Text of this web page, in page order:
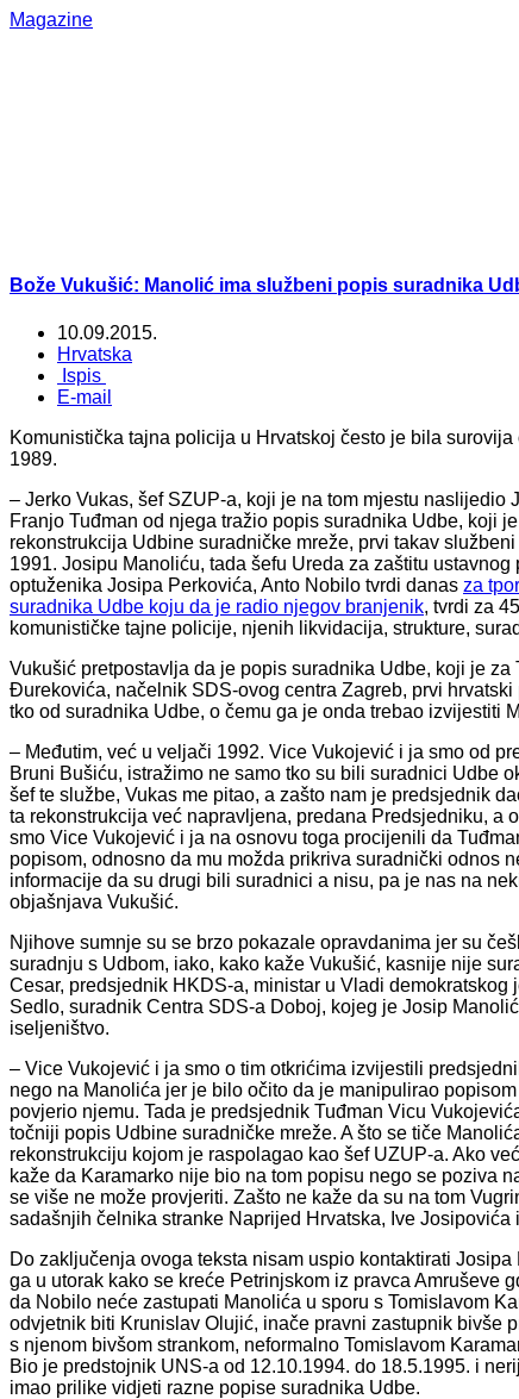
Magazine
Bože Vukušić: Manolić ima službeni popis suradnika
10.09.2015.
Hrvatska
Ispis
E-mail
Komunistička tajna policija u Hrvatskoj često je bila
1989.
– Jerko Vukas, šef SZUP-a, koji je na tom mjestu
Franjo Tuđman od njega tražio popis suradnika Udbe, koji
rekonstrukcija Udbine suradničke mreže, prvi takav
1991. Josipu Manoliću, tada šefu Ureda za zaštitu
optuženika Josipa Perkovića, Anto Nobilo tvrdi danas za
suradnika Udbe koju da je radio njegov branjenik, tvrdi za
komunističke tajne policije, njenih likvidacija, strukture,
Vukušić pretpostavlja da je popis suradnika Udbe, koji je
Đurekovića, načelnik SDS-ovog centra Zagreb, prvi
tko od suradnika Udbe, o čemu ga je onda trebao izvijestiti
– Međutim, već u veljači 1992. Vice Vukojević i ja smo od
Bruni Bušiću, istražimo ne samo tko su bili suradnici Udbe
šef te službe, Vukas me pitao, a zašto nam je predsjednik
ta rekonstrukcija već napravljena, predana Predsjedniku, a
smo Vice Vukojević i ja na osnovu toga procijenili da
popisom, odnosno da mu možda prikriva suradnički odnos
informacije da su drugi bili suradnici a nisu, pa je nas na
objašnjava Vukušić.
Njihove sumnje su se brzo pokazale opravdanima jer su
suradnju s Udbom, iako, kako kaže Vukušić, kasnije nije
Cesar, predsjednik HKDS-a, ministar u Vladi
Sedlo, suradnik Centra SDS-a Doboj, kojeg je Josip
iseljeništvo.
– Vice Vukojević i ja smo o tim otkrićima izvijestili
nego na Manolića jer je bilo očito da je manipulirao
povjerio njemu. Tada je predsjednik Tuđman Vicu
točniji popis Udbine suradničke mreže. A što se tiče
rekonstrukciju kojom je raspolagao kao šef UZUP-a. Ako
kaže da Karamarko nije bio na tom popisu nego se poziva
se više ne može provjeriti. Zašto ne kaže da su na tom
sadašnjih čelnika stranke Naprijed Hrvatska, Ive
Do zaključenja ovoga teksta nisam uspio kontaktirati
ga u utorak kako se kreće Petrinjskom iz pravca Amruševe
da Nobilo neće zastupati Manolića u sporu s Tomislavom
odvjetnik biti Krunislav Olujić, inače pravni zastupnik bivše
s njenom bivšom strankom, neformalno Tomislavom
Bio je predstojnik UNS-a od 12.10.1994. do 18.5.1995. i
imao prilike vidjeti razne popise suradnika Udbe.